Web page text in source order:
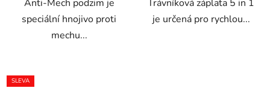
Anti-Mech podzim je
speciální hnojivo proti
mechu...
Trávníková záplata 5 in 1
je určená pro rychlou...
SLEVA